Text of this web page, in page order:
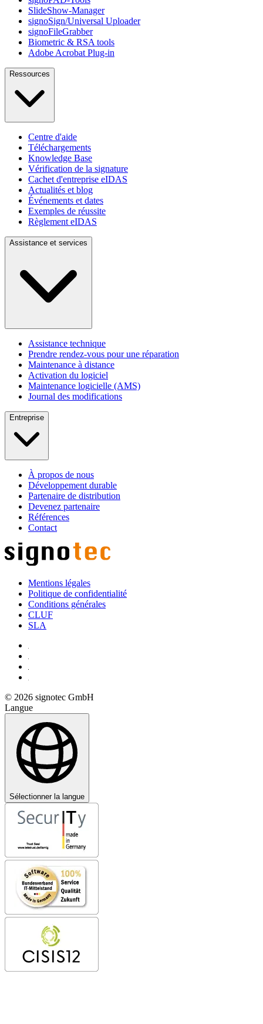
SlideShow-Manager
signoSign/Universal Uploader
signoFileGrabber
Biometric & RSA tools
Adobe Acrobat Plug-in
Ressources
Centre d'aide
Téléchargements
Knowledge Base
Vérification de la signature
Cachet d'entreprise eIDAS
Actualités et blog
Événements et dates
Exemples de réussite
Règlement eIDAS
Assistance et services
Assistance technique
Prendre rendez-vous pour une réparation
Maintenance à distance
Activation du logiciel
Maintenance logicielle (AMS)
Journal des modifications
Entreprise
À propos de nous
Développement durable
Partenaire de distribution
Devenez partenaire
Références
Contact
Mentions légales
Politique de confidentialité
Conditions générales
CLUF
SLA
© 2026 signotec GmbH
Langue
Sélectionner la langue